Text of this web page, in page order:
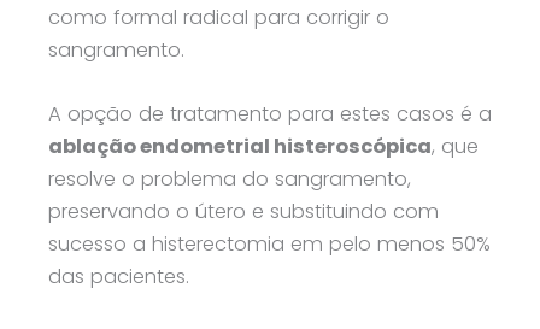
como formal radical para corrigir o
sangramento.
A opção de tratamento para estes casos é a
ablação endometrial histeroscópica, que
resolve o problema do sangramento,
preservando o útero e substituindo com
sucesso a histerectomia em pelo menos 50%
das pacientes.